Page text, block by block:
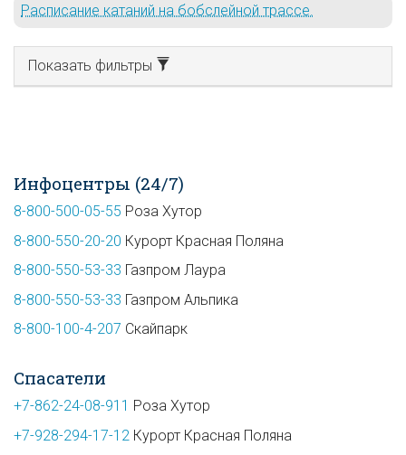
Расписание катаний на бобслейной трассе.
Показать фильтры
Инфоцентры (24/7)
8-800-500-05-55 Роза Хутор
8-800-550-20-20 Курорт Красная Поляна
8-800-550-53-33 Газпром Лаура
8-800-550-53-33 Газпром Альпика
8-800-100-4-207 Скайпарк
Спасатели
+7-862-24-08-911 Роза Хутор
+7-928-294-17-12 Курорт Красная Поляна